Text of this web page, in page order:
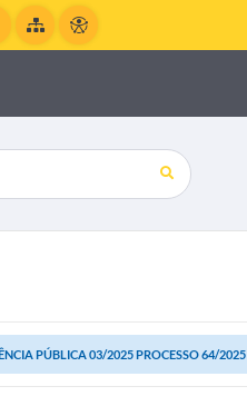
PÚBLICA 03/2025 PROCESSO 64/2025